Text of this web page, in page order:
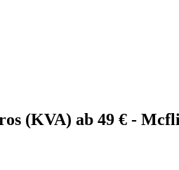
(KVA) ab 49 € -